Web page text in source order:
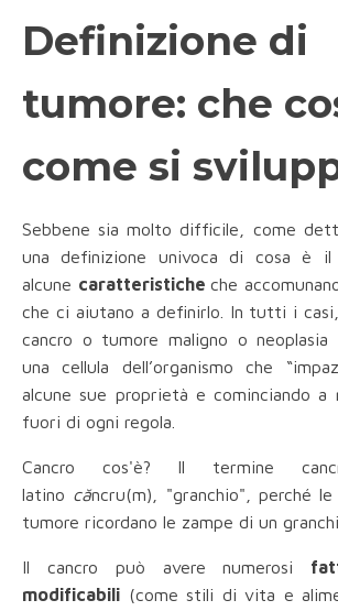
Definizione di
tumore: che
come si
Sebbene sia molto difficile, come
una definizione univoca di cosa è il
alcune caratteristicheche
che ci aiutano a definirlo. In tutti i
cancro o tumore maligno o
una cellula dell’organismo che
alcune sue proprietà e cominciando a
fuori di ogni regola.
Cancro cos'è? Il termine
latino căncru(m), "granchio", perché
tumore ricordano le zampe di un
Il cancro può avere numerosi
modificabili (come stili di vita e